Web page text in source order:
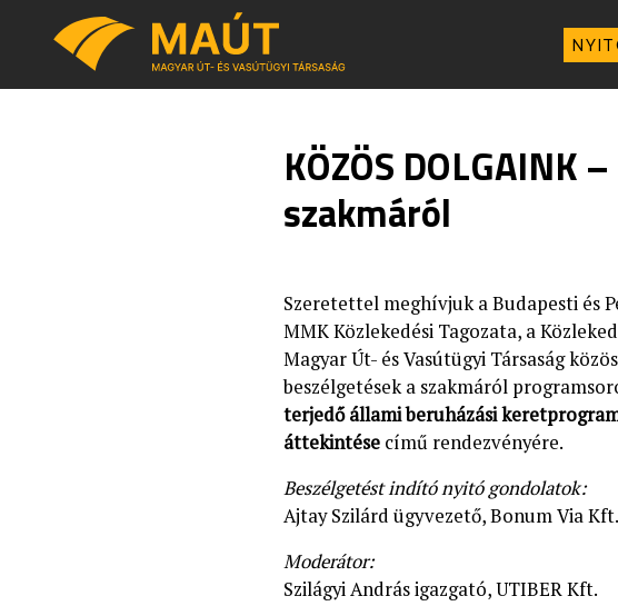
KÖZÖS DOLGAINK
szakmáról
Szeretettel meghívjuk a Budapesti és
MMK Közlekedési Tagozata, a
Magyar Út- és Vasútügyi Társaság
beszélgetések a szakmáról
terjedő állami beruházási
áttekintése című rendezvényére.
Beszélgetést indító nyitó gondolatok:
Ajtay Szilárd ügyvezető, Bonum Via Kft.
Moderátor:
Szilágyi András igazgató, UTIBER Kft.